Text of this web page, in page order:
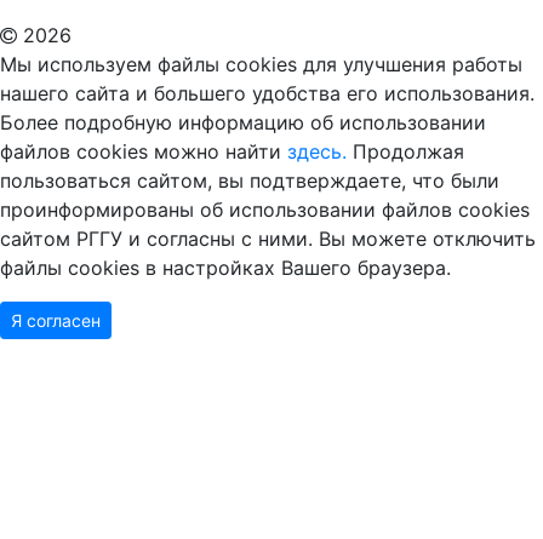
2026
Мы используем файлы cookies для улучшения работы
нашего сайта и большего удобства его использования.
Более подробную информацию об использовании
файлов cookies можно найти здесь. Продолжая
пользоваться сайтом, вы подтверждаете, что были
проинформированы об использовании файлов cookies
сайтом РГГУ и согласны с ними. Вы можете отключить
файлы cookies в настройках Вашего браузера.
Я согласен